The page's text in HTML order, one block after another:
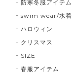
防寒冬服アイテム
swim wear/水着
ハロウィン
クリスマス
SIZE
春服アイテム